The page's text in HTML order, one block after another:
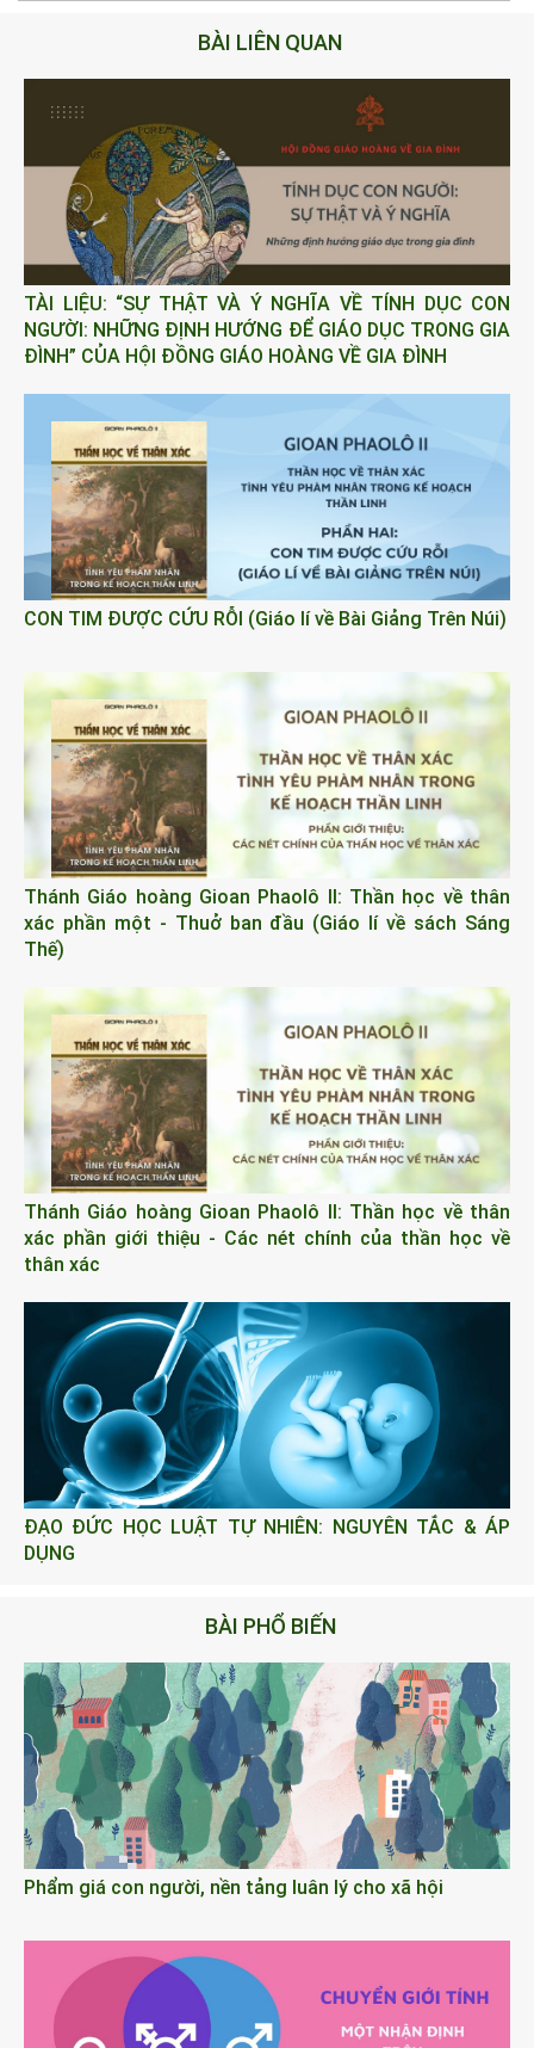
BÀI LIÊN QUAN
TÀI LIỆU: “SỰ THẬT VÀ Ý NGHĨA VỀ TÍNH DỤC CON
NGƯỜI: NHỮNG ĐỊNH HƯỚNG ĐỂ GIÁO DỤC TRONG GIA
ĐÌNH” CỦA HỘI ĐỒNG GIÁO HOÀNG VỀ GIA ĐÌNH
CON TIM ĐƯỢC CỨU RỖI (Giáo lí về Bài Giảng Trên Núi)
Thánh Giáo hoàng Gioan Phaolô II: Thần học về thân
xác phần một - Thuở ban đầu (Giáo lí về sách Sáng
Thế)
Thánh Giáo hoàng Gioan Phaolô II: Thần học về thân
xác phần giới thiệu - Các nét chính của thần học về
thân xác
ĐẠO ĐỨC HỌC LUẬT TỰ NHIÊN: NGUYÊN TẮC & ÁP
DỤNG
BÀI PHỔ BIẾN
Phẩm giá con người, nền tảng luân lý cho xã hội